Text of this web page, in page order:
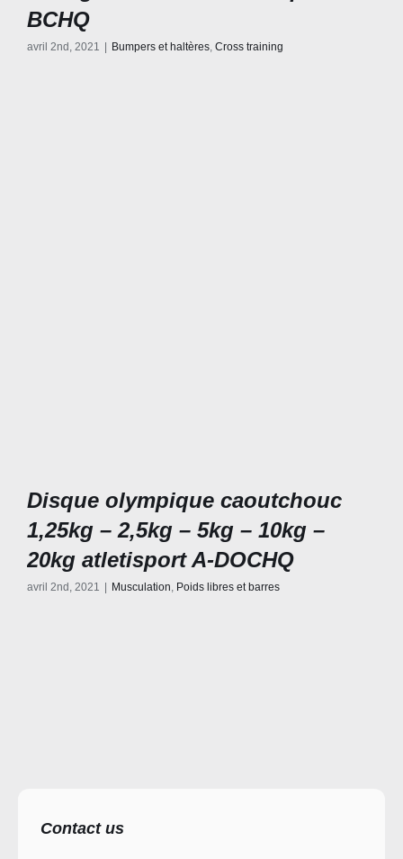
BCHQ
avril 2nd, 2021 Bumpers et haltères, Cross training
Disque olympique caoutchouc
1,25kg – 2,5kg – 5kg – 10kg –
20kg atletisport A-DOCHQ
avril 2nd, 2021 Musculation, Poids libres et barres
Contact us